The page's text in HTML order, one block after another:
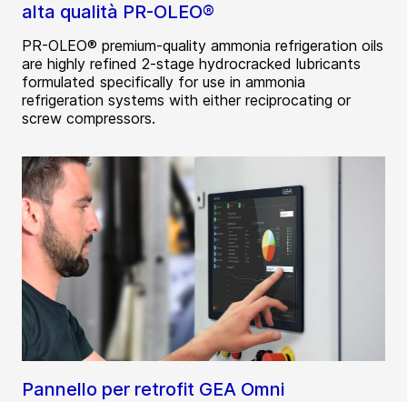
alta qualità PR-OLEO®
PR-OLEO® premium-quality ammonia refrigeration oils
are highly refined 2-stage hydrocracked lubricants
formulated specifically for use in ammonia
refrigeration systems with either reciprocating or
screw compressors.
Pannello per retrofit GEA Omni